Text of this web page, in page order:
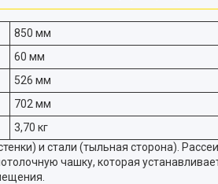
850 мм
60 мм
526 мм
702 мм
3,70 кг
и стали (тыльная сторона).
чашку, которая